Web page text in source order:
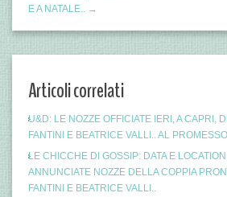
E A NATALE.. →
Articoli correlati
U&D: LE NOZZE OFFICIATE IERI, A CAPRI,
FANTINI E BEATRICE VALLI.. AL
LE CHICCHE DI GOSSIP: DATA E
ANNUNCIATE NOZZE DELLA COPPIA
FANTINI E BEATRICE VALLI..